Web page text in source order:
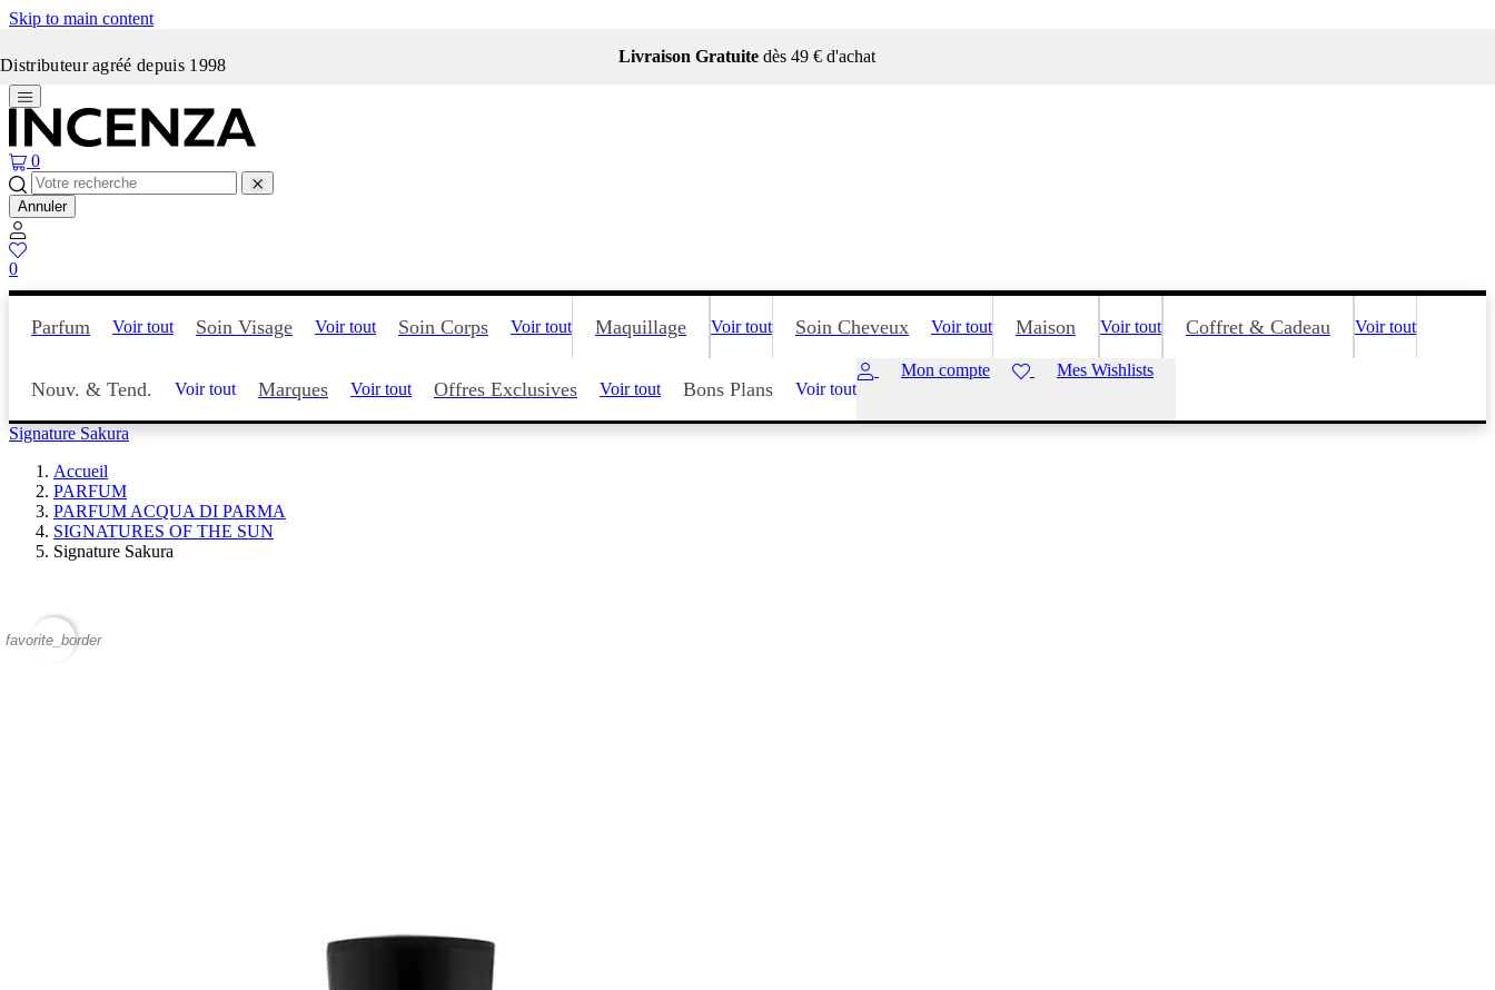
Skip to main content
Distributeur agréé depuis 1998Incenza fait peau neuve Livraison Gratuitedès 49 € d'achat
0
Annuler
0
Parfum Voir tout Soin Visage Voir tout Soin Corps Voir tout Maquillage Voir tout Soin Cheveux Voir tout Maison Voir tout Coffret & Cadeau Voir tout
Nouv. & Tend. Voir tout Marques Voir tout Offres Exclusives Voir tout Bons Plans Voir tout
Mon compte Mes Wishlists
Signature Sakura
Accueil
PARFUM
PARFUM ACQUA DI PARMA
SIGNATURES OF THE SUN
Signature Sakura
favorite_border